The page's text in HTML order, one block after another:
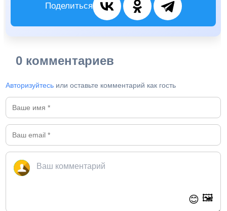
Поделиться
0 комментариев
Авторизуйтесь или оставьте комментарий как гость
😊 🖼️